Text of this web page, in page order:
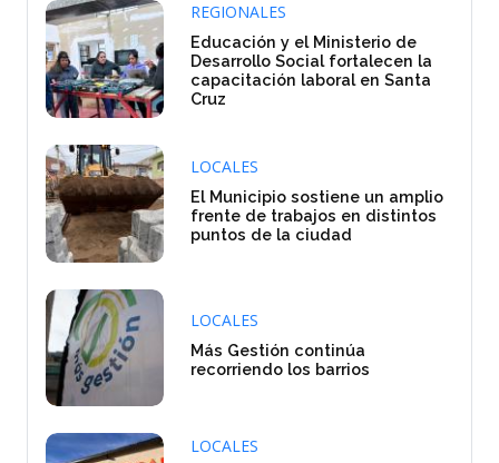
REGIONALES
Educación y el Ministerio de
Desarrollo Social fortalecen la
capacitación laboral en Santa
Cruz
LOCALES
El Municipio sostiene un amplio
frente de trabajos en distintos
puntos de la ciudad
LOCALES
Más Gestión continúa
recorriendo los barrios
LOCALES